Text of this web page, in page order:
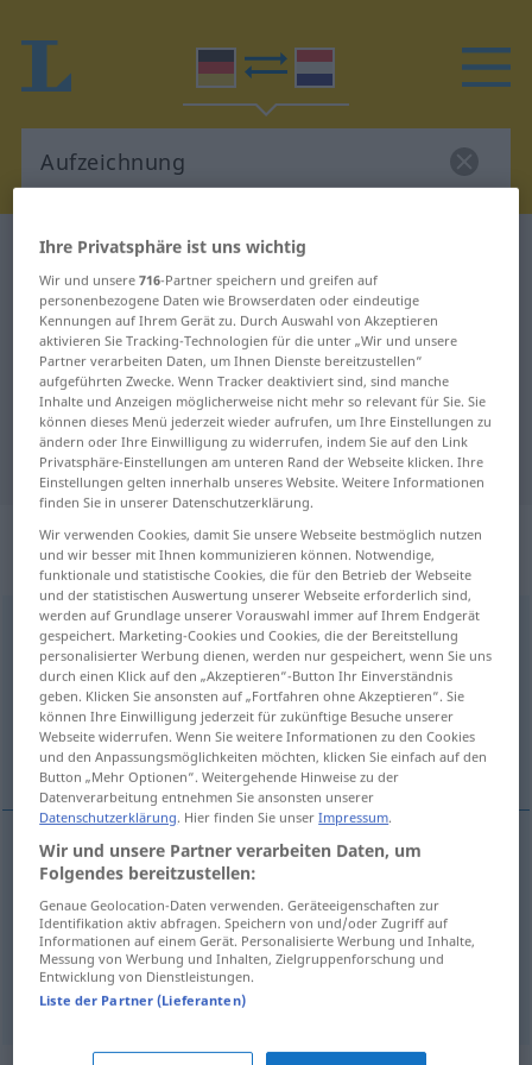
Deutsch-Niederländisch Wörterbuch
Aufzeichnung
Deutsch-Niederländisch
Übersetzung für "Aufzeichnung"
"Aufzeichnung" Niederländisch
Übersetzung
„Aufzeichnung“: Femininum,
weiblich
Aufzeichnungf
Übersicht aller Übersetzungen
(Für mehr Details die Übersetzung anklicken/antippen)
aantekening, notitie, tekening, opname
aantekening ,notitie Aufzeichnung
tekening Aufzeichnung
opname Aufzeichnung
Ihre Privatsphäre ist uns wichtig
Wir und unsere716-Partner speichern und greifen auf
personenbezogene Daten wie Browserdaten oder eindeutige
Kennungen auf Ihrem Gerät zu. Durch Auswahl von Akzeptieren
aktivieren Sie Tracking-Technologien für die unter „Wir und unsere
Partner verarbeiten Daten, um Ihnen Dienste bereitzustellen“
aufgeführten Zwecke. Wenn Tracker deaktiviert sind, sind manche
Inhalte und Anzeigen möglicherweise nicht mehr so relevant für Sie. Sie
können dieses Menü jederzeit wieder aufrufen, um Ihre Einstellungen zu
ändern oder Ihre Einwilligung zu widerrufen, indem Sie auf den Link
Privatsphäre-Einstellungen am unteren Rand der Webseite klicken. Ihre
Einstellungen gelten innerhalb unseres Website. Weitere Informationen
finden Sie in unserer Datenschutzerklärung.
Wir verwenden Cookies, damit Sie unsere Webseite bestmöglich nutzen
und wir besser mit Ihnen kommunizieren können. Notwendige,
funktionale und statistische Cookies, die für den Betrieb der Webseite
und der statistischen Auswertung unserer Webseite erforderlich sind,
werden auf Grundlage unserer Vorauswahl immer auf Ihrem Endgerät
gespeichert. Marketing-Cookies und Cookies, die der Bereitstellung
personalisierter Werbung dienen, werden nur gespeichert, wenn Sie uns
durch einen Klick auf den „Akzeptieren“-Button Ihr Einverständnis
geben. Klicken Sie ansonsten auf „Fortfahren ohne Akzeptieren“. Sie
können Ihre Einwilligung jederzeit für zukünftige Besuche unserer
Webseite widerrufen. Wenn Sie weitere Informationen zu den Cookies
und den Anpassungsmöglichkeiten möchten, klicken Sie einfach auf den
Button „Mehr Optionen“. Weitergehende Hinweise zu der
Datenverarbeitung entnehmen Sie ansonsten unserer
Datenschutzerklärung. Hier finden Sie unserImpressum.
Wir und unsere Partner verarbeiten Daten, um
Folgendes bereitzustellen:
Genaue Geolocation-Daten verwenden. Geräteeigenschaften zur
Identifikation aktiv abfragen. Speichern von und/oder Zugriff auf
Informationen auf einem Gerät. Personalisierte Werbung und Inhalte,
Messung von Werbung und Inhalten, Zielgruppenforschung und
Entwicklung von Dienstleistungen.
Liste der Partner (Lieferanten)